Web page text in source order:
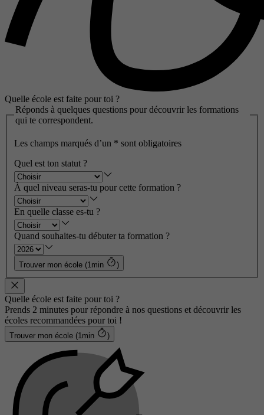
Quelle école est faite pour toi ?
Réponds à quelques questions pour découvrir les formations
qui te correspondent.
Les champs marqués d’un * sont obligatoires
Quel est ton statut ?
À quel niveau seras-tu pour cette formation ?
En quelle classe es-tu ?
Quand souhaites-tu débuter ta formation ?
Trouver mon école (1min )
Quelle école est faite pour toi ?
Prends 2 minutes pour répondre à nos questions et découvrir les
écoles recommandées pour toi !
Trouver mon école (1min )